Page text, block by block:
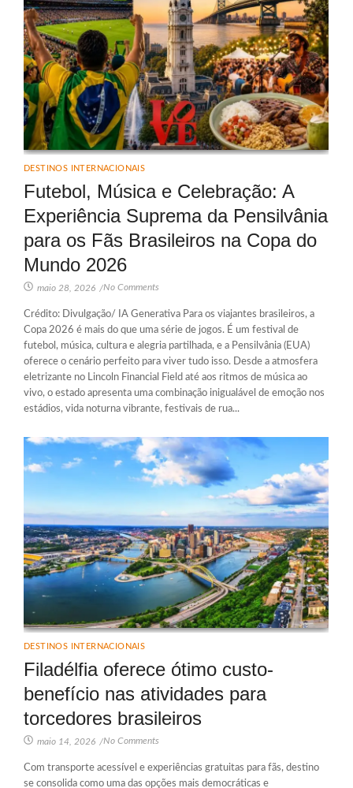
DESTINOS INTERNACIONAIS
Futebol, Música e Celebração: A
Experiência Suprema da Pensilvânia
para os Fãs Brasileiros na Copa do
Mundo 2026
maio 28, 2026 /No Comments
Crédito: Divulgação/ IA Generativa Para os viajantes brasileiros, a
Copa 2026 é mais do que uma série de jogos. É um festival de
futebol, música, cultura e alegria partilhada, e a Pensilvânia (EUA)
oferece o cenário perfeito para viver tudo isso. Desde a atmosfera
eletrizante no Lincoln Financial Field até aos ritmos de música ao
vivo, o estado apresenta uma combinação inigualável de emoção nos
estádios, vida noturna vibrante, festivais de rua...
DESTINOS INTERNACIONAIS
Filadélfia oferece ótimo custo-
benefício nas atividades para
torcedores brasileiros
maio 14, 2026 /No Comments
Com transporte acessível e experiências gratuitas para fãs, destino
se consolida como uma das opções mais democráticas e